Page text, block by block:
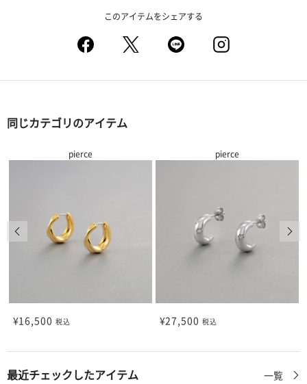
このアイテムをシェアする
同じカテゴリのアイテム
pierce
¥16,500税込
pierce
¥27,500税込
前の画像 次
最近チェックしたアイテム 一覧